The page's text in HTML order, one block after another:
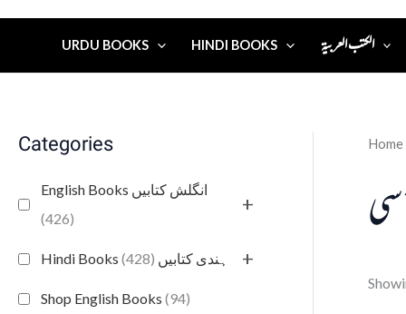
URDU BOOKS HINDI BOOKS الكتب العربية
Categories
English Books انگلش کتابیں
(426)
+
Hindi Books ہندی کتابیں (428) +
Shop English Books (94)
Home